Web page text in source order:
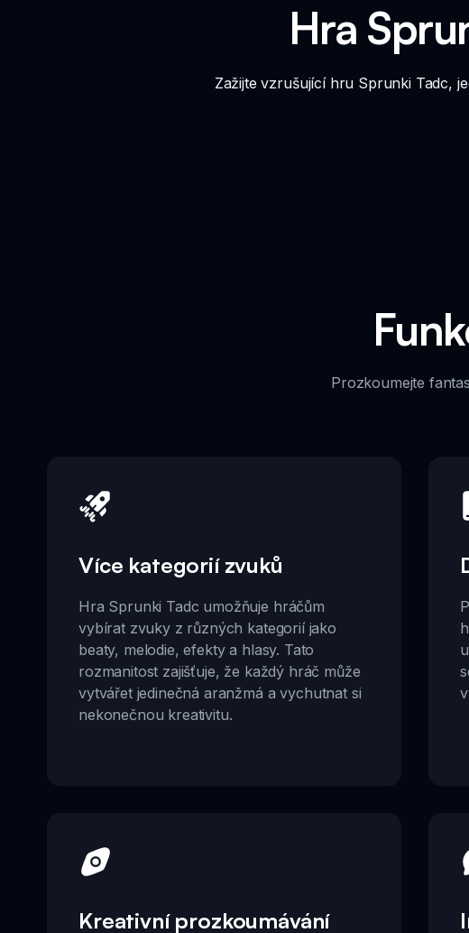
Hra
Zažijte vzrušující hru Sprunki Tadc,
Prozkoumejte
Více kategorií zvuků
Hra Sprunki Tadc umožňuje hráčům
vybírat zvuky z různých kategorií jako
beaty, melodie, efekty a hlasy. Tato
rozmanitost zajišťuje, že každý hráč může
vytvářet jedinečná aranžmá a vychutnat si
nekonečnou kreativitu.
Kreativní prozkoumávání